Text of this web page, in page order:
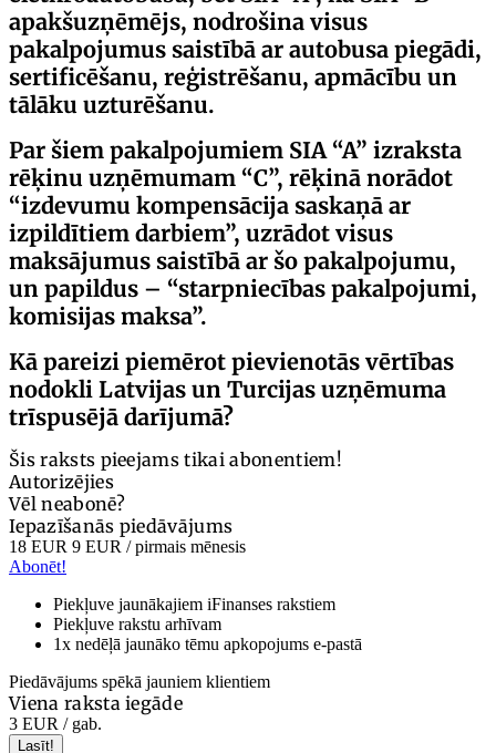
apakšuzņēmējs, nodrošina visus
pakalpojumus saistībā ar autobusa piegādi,
sertificēšanu, reģistrēšanu, apmācību un
tālāku uzturēšanu.
Par šiem pakalpojumiem SIA “A” izraksta
rēķinu uzņēmumam “C”, rēķinā norādot
“izdevumu kompensācija saskaņā ar
izpildītiem darbiem”, uzrādot visus
maksājumus saistībā ar šo pakalpojumu,
un papildus – “starpniecības pakalpojumi,
komisijas maksa”.
Kā pareizi piemērot pievienotās vērtības
nodokli Latvijas un Turcijas uzņēmuma
trīspusējā darījumā?
Šis raksts pieejams tikai abonentiem!
Autorizējies
Vēl neabonē?
Iepazīšanās piedāvājums
18 EUR 9 EUR / pirmais mēnesis
Abonēt!
Piekļuve jaunākajiem iFinanses rakstiem
Piekļuve rakstu arhīvam
1x nedēļā jaunāko tēmu apkopojums e-pastā
Piedāvājums spēkā jauniem klientiem
Viena raksta iegāde
3 EUR / gab.
Lasīt!